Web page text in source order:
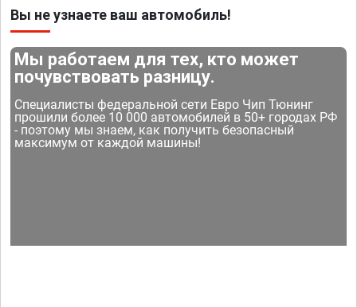
Вы не узнаете ваш автомобиль!
Мы работаем для тех, кто может
почувствовать разницу.
Специалисты федеральной сети Евро Чип Тюнинг
прошили более 10 000 автомобилей в 50+ городах РФ
- поэтому мы знаем, как получить безопасный
максимум от каждой машины!